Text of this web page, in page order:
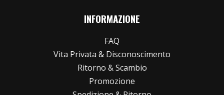
INFORMAZIONE
FAQ
Vita Privata & Disconoscimento
Ritorno & Scambio
Promozione